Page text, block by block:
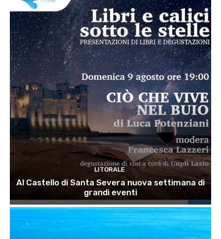
LITORALE
Al Castello di Santa Severa nuova settimana di
grandi eventi